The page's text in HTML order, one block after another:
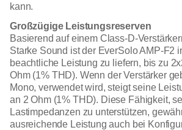
kann.
Großzügige Leistungsreserven
Basierend auf einem Class-D-
Starke Sound ist der EverSolo AMP-F2
beachtliche Leistung zu liefern, bis zu
Ohm (1% THD). Wenn der Verstärker
Mono, verwendet wird, steigt seine
an 2 Ohm (1% THD). Diese Fähigkeit,
Lastimpedanzen zu unterstützen,
ausreichende Leistung auch bei